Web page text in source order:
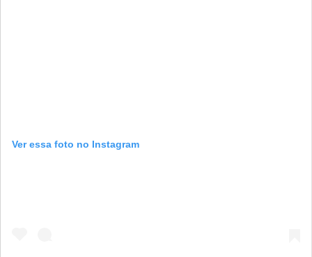
Ver essa foto no Instagram